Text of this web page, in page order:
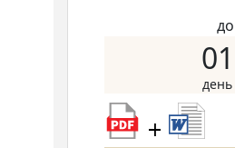
01
+